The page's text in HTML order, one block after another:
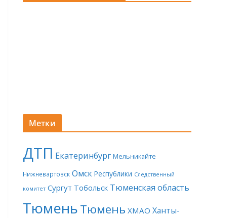
Метки
ДТП Екатеринбург Мельникайте
Нижневартовск Омск Республики Следственный
комитет Сургут Тобольск Тюменская область
ТюменьТюмень ХМАО Ханты-